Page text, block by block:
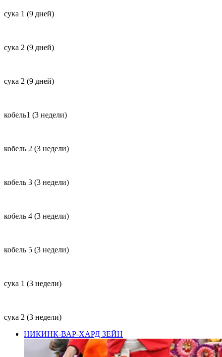
сука 1 (9 дней)
сука 2 (9 дней)
сука 2 (9 дней)
кобель1 (3 недели)
кобель 2 (3 недели)
кобель 3 (3 недели)
кобель 4 (3 недели)
кобель 5 (3 недели)
сука 1 (3 недели)
сука 2 (3 недели)
НИКИНК-ВАР-ХАРД ЗЕЙН